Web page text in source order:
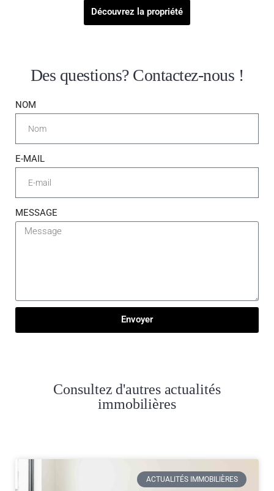
Découvrez la propriété
Des questions? Contactez-nous !
NOM
E-MAIL
MESSAGE
Envoyer
Consultez d'autres actualités
immobilières
ACTUALITÉS IMMOBILIÈRES